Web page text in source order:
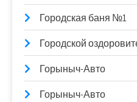
Городская баня №1
Городской
Горыныч-Авто
Горыныч-Авто